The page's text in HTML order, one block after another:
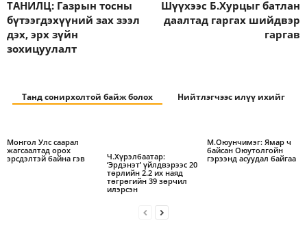
ТАНИЛЦ: Газрын тосны
бүтээгдэхүүний зах зээл
дэх, эрх зүйн
зохицуулалт
Шүүхээс Б.Хурцыг батлан
даалтад гаргах шийдвэр
гаргав
Танд сонирхолтой байж болох Нийтлэгчээс илүү ихийг
Монгол Улс саарал
жагсаалтад орох
эрсдэлтэй байна гэв
Ч.Хүрэлбаатар:
‘Эрдэнэт’ үйлдвэрээс 20
төрлийн 2.2 их наяд
төгрөгийн 39 зөрчил
илэрсэн
М.Оюунчимэг: Ямар ч
байсан Оюутолгойн
гэрээнд асуудал байгаа